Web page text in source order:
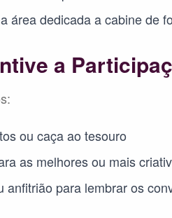
área dedicada a cabine de
a
ou caça ao tesouro
as melhores ou mais
anfitrião para lembrar os